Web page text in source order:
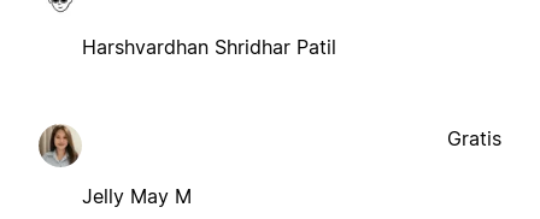
Harshvardhan Shridhar Patil
Jelly May M
Gratis